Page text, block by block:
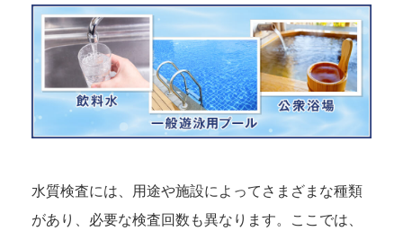
水質検査には、用途や施設によってさまざまな種類
があり、必要な検査回数も異なります。ここでは、